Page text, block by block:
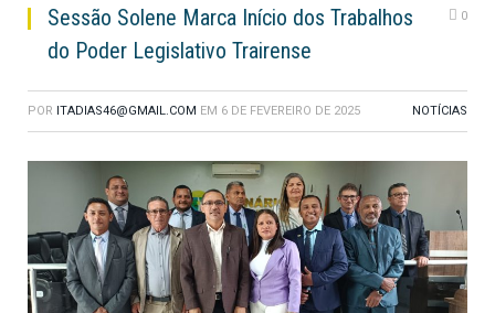
Sessão Solene Marca Início dos Trabalhos
do Poder Legislativo Trairense
0
POR ITADIAS46@GMAIL.COM EM 6 DE FEVEREIRO DE 2025 NOTÍCIAS